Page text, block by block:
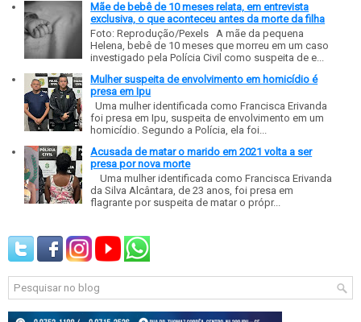
Mãe de bebê de 10 meses relata, em entrevista
exclusiva, o que aconteceu antes da morte da filha
Foto: Reprodução/Pexels A mãe da pequena
Helena, bebê de 10 meses que morreu em um caso
investigado pela Polícia Civil como suspeita de e...
Mulher suspeita de envolvimento em homicídio é
presa em Ipu
Uma mulher identificada como Francisca Erivanda
foi presa em Ipu, suspeita de envolvimento em um
homicídio. Segundo a Polícia, ela foi...
Acusada de matar o marido em 2021 volta a ser
presa por nova morte
Uma mulher identificada como Francisca Erivanda
da Silva Alcântara, de 23 anos, foi presa em
flagrante por suspeita de matar o própr...